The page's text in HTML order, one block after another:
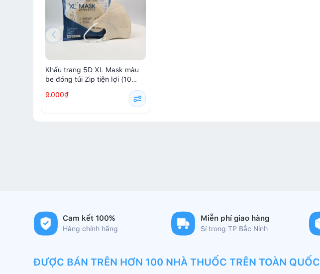
Khẩu trang 5D XL Mask màu
be đóng túi Zip tiện lợi (10
9.000₫
Cam kết 100%
Hàng chính hãng
Miễn phí giao hàng
Sỉ trong TP Bắc Ninh
ĐƯỢC BÁN TRÊN HƠN 100 NHÀ THUỐC TRÊN TOÀN QUỐC